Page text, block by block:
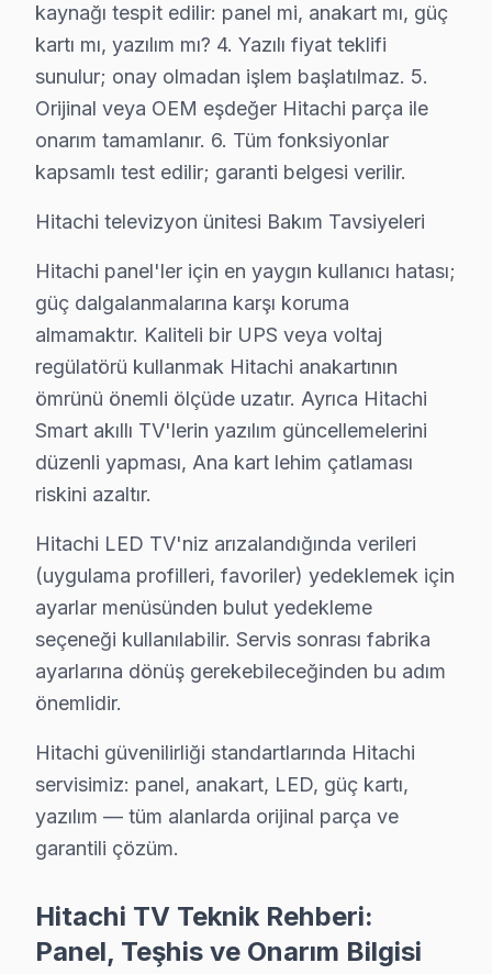
Süleymanpaşa Hitachi TV Tamir Garantisi –
Hitachi TV Servis Garanti Belgesi – Yazılı ve İmzalı Güvence
Süleymanpaşa'da Hitachi görüntüleme sistemi tamiri
Süleymanpaşa'de her onarımda ne sağlıyoruz?
• 2 yıl yazılı işçilik garantisi
• Aynı sorunun tekrarı → Süleymanpaşa'de ücretsiz
• Resmi fatura + garanti belgesi (kağıt/dijital)
Süleymanpaşa'de garanti süreci nasıl işler?
Onarım bittikten sonra Süleymanpaşa servisimizde
Süleymanpaşa'da Hitachi servisi sonrası güvende
Hitachi TV Acil Tamiri – Süleymanpaşa'de
Hitachi televizyon'niz bozulduğunda saatler içinde
• Ortalama 1-2 saat içinde Süleymanpaşa adresinize
• Süleymanpaşa stoğumuzda hazır yedek parça ile
• Süleymanpaşa genelinde hafta sonu ve tatil
• Online randevu ve SMS bilgilendirme
• Süleymanpaşa çoklu randevu çakışmasında
Süleymanpaşa'da Hitachi Chip-Level Onarım
Hitachi ürünlerine hakim, sertifikalı teknisyen
Ekibimizin farkı:
• Hitachi özel sertifika ve eğitimler
• Süleymanpaşa servisimizde güncel teknoloji ve
kaynağı tespit edilir: panel mi, anakart mı, güç
kartı mı, yazılım mı? 4. Yazılı fiyat teklifi
sunulur; onay olmadan işlem başlatılmaz. 5.
Orijinal veya OEM eşdeğer Hitachi parça ile
onarım tamamlanır. 6. Tüm fonksiyonlar
kapsamlı test edilir; garanti belgesi verilir.
Hitachi televizyon ünitesi Bakım Tavsiyeleri
Hitachi panel'ler için en yaygın kullanıcı hatası;
güç dalgalanmalarına karşı koruma
almamaktır. Kaliteli bir UPS veya voltaj
regülatörü kullanmak Hitachi anakartının
ömrünü önemli ölçüde uzatır. Ayrıca Hitachi
Smart akıllı TV'lerin yazılım güncellemelerini
düzenli yapması, Ana kart lehim çatlaması
riskini azaltır.
Hitachi LED TV'niz arızalandığında verileri
(uygulama profilleri, favoriler) yedeklemek için
ayarlar menüsünden bulut yedekleme
seçeneği kullanılabilir. Servis sonrası fabrika
ayarlarına dönüş gerekebileceğinden bu adım
önemlidir.
Hitachi güvenilirliği standartlarında Hitachi
servisimiz: panel, anakart, LED, güç kartı,
yazılım — tüm alanlarda orijinal parça ve
garantili çözüm.
Hitachi TV Teknik Rehberi:
Panel, Teşhis ve Onarım Bilgisi